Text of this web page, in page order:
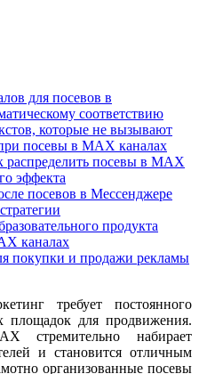
для посевов в
соответствию
которые не вызывают
посевы в MAX каналах
посевы в MAX
эффекта
посевов в Мессенджере
продукта
каналах
покупки и продажи рекламы
требует постоянного
для продвижения.
стремительно набирает
и становится отличным
организованные посевы